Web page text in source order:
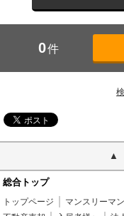
0件
総合トップ
トップページ マンスリーマ